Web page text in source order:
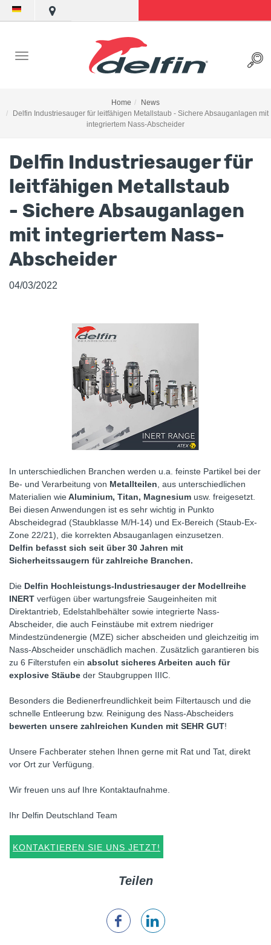
Home
News
Delfin Industriesauger für leitfähigen Metallstaub - Sichere Absauganlagen mit
integriertem Nass-Abscheider
Delfin Industriesauger für
leitfähigen Metallstaub
- Sichere Absauganlagen
mit integriertem Nass-
Abscheider
04/03/2022
In unterschiedlichen Branchen werden u.a. feinste Partikel bei der
Be- und Verarbeitung von Metallteilen , aus unterschiedlichen
Materialien wieAluminium, Titan, Magnesium usw. freigesetzt.
Bei diesen Anwendungen ist es sehr wichtig in Punkto
Abscheidegrad (Staubklasse M/H-14) und Ex-Bereich (Staub-Ex-
Zone 22/21), die korrekten Absauganlagen einzusetzen.
Delfin befasst sich seit über 30 Jahren mit
Sicherheitssaugern für zahlreiche Branchen.
Die Delfin Hochleistungs-Industriesauger der Modellreihe
INERT verfügen über wartungsfreie Saugeinheiten mit
Direktantrieb, Edelstahlbehälter sowie integrierte Nass-
Abscheider, die auch Feinstäube mit extrem niedriger
Mindestzündenergie (MZE) sicher abscheiden und gleichzeitig im
Nass-Abscheider unschädlich machen. Zusätzlich garantieren bis
zu 6 Filterstufen ein absolut sicheres Arbeiten auch für
explosive Stäube der Staubgruppen IIIC.
Besonders die Bedienerfreundlichkeit beim Filtertausch und die
schnelle Entleerung bzw. Reinigung des Nass-Abscheiders
bewerten unsere zahlreichen Kunden mit SEHR GUT!
Unsere Fachberater stehen Ihnen gerne mit Rat und Tat, direkt
vor Ort zur Verfügung.
Wir freuen uns auf Ihre Kontaktaufnahme.
Ihr Delfin Deutschland Team
KONTAKTIEREN SIE UNS JETZT!
Teilen